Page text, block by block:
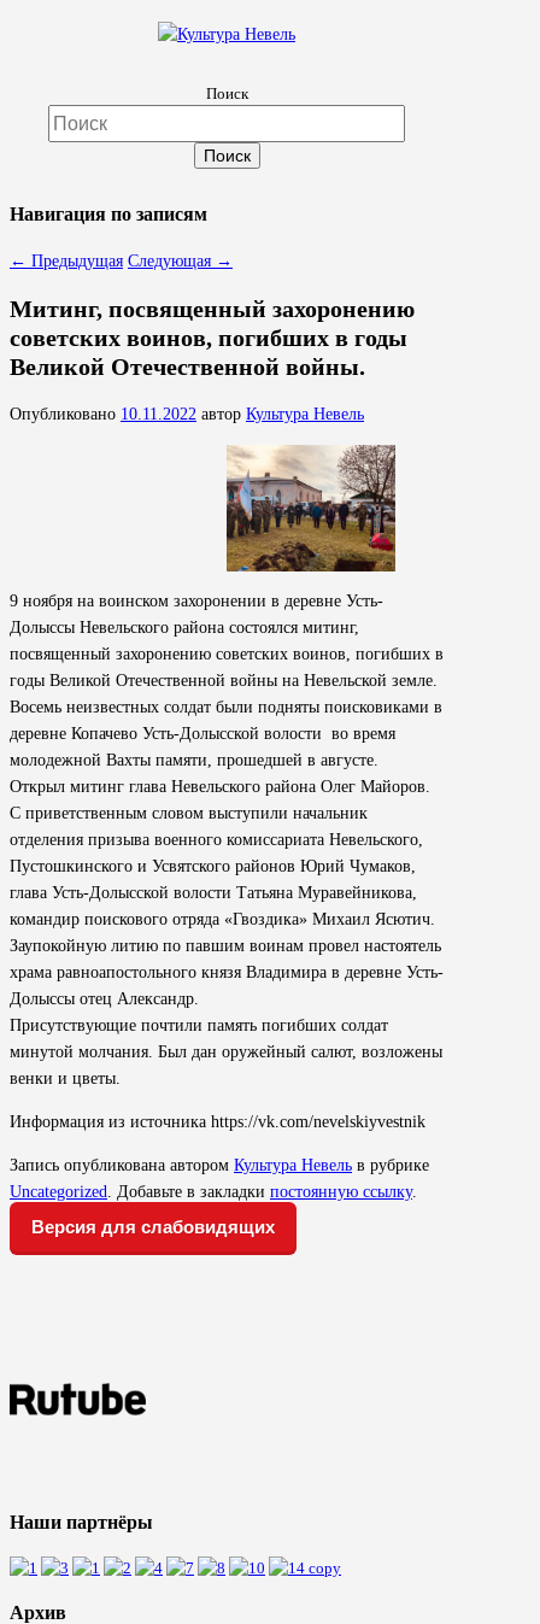
Культура Невель
МБУК Невельского района "Культура и досуг"
Поиск
Навигация по записям
← Предыдущая Следующая →
Митинг, посвященный захоронению
советских воинов, погибших в годы
Великой Отечественной войны.
Опубликовано 10.11.2022 автор Культура Невель
9 ноября на воинском захоронении в деревне Усть-
Долыссы Невельского района состоялся митинг,
посвященный захоронению советских воинов, погибших в
годы Великой Отечественной войны на Невельской земле.
Восемь неизвестных солдат были подняты поисковиками в
деревне Копачево Усть-Долысской волости во время
молодежной Вахты памяти, прошедшей в августе.
Открыл митинг глава Невельского района Олег Майоров.
С приветственным словом выступили начальник
отделения призыва военного комиссариата Невельского,
Пустошкинского и Усвятского районов Юрий Чумаков,
глава Усть-Долысской волости Татьяна Муравейникова,
командир поискового отряда «Гвоздика» Михаил Ясютич.
Заупокойную литию по павшим воинам провел настоятель
храма равноапостольного князя Владимира в деревне Усть-
Долыссы отец Александр.
Присутствующие почтили память погибших солдат
минутой молчания. Был дан оружейный салют, возложены
венки и цветы.
Информация из источника https://vk.com/nevelskiyvestnik
Запись опубликована автором Культура Невель в рубрике
Uncategorized
. Добавьте в закладки постоянную ссылку.
Версия для слабовидящих
Наши партнёры
Архив